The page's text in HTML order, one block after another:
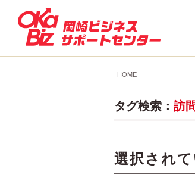
HOME
タグ検索： 訪
選択され